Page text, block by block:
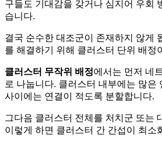
구들도 기대감을 갖거나 심지어 우회
습니다.
결국 순수한 대조군이 존재하지 않게
를 해결하기 위해 클러스터 단위 배정
클러스터 무작위 배정에서는 먼저 네
로 나눕니다. 클러스터 내부에는 많은
사이에는 연결이 적도록 분할합니다.
그다음 클러스터 전체를 처치군 또는
이렇게 하면 클러스터 간 간섭이 최소